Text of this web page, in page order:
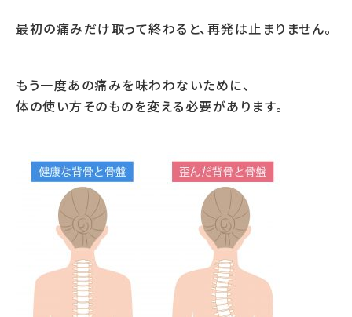
最初の痛みだけ取って終わると、再発は止まりません。
もう一度あの痛みを味わわないために、
体の使い方そのものを変える必要があります。